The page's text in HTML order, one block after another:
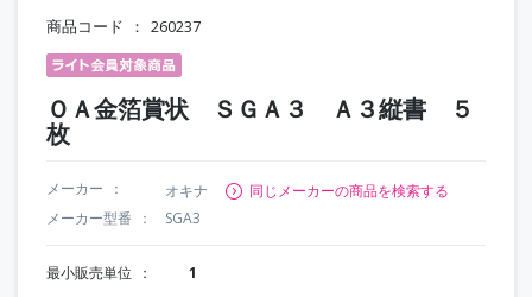
商品コード 260237
ＯＡ金箔賞状 ＳＧＡ３ Ａ３縦書 ５
枚
メーカー オキナ
同じメーカーの商品を検索する
メーカー型番
SGA3
最小販売単位 1